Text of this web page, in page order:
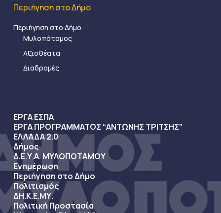
Περιήγηση στο Δήμο
Περιήγηση στο Δήμο
Μυλοπόταμος
Αξιοθέατα
Διαδρομές
ΕΡΓΑ ΕΣΠΑ
ΕΡΓΑ ΠΡΟΓΡΑΜΜΑΤΟΣ “ΑΝΤΩΝΗΣ ΤΡΙΤΣΗΣ”
ΕΛΛΑΔΑ 2.0
Δήμος
Δ.Ε.Υ.Α. ΜΥΛΟΠΟΤΑΜΟΥ
Ενημέρωση
Περιήγηση στο Δήμο
Πολιτισμός
ΔΗ.Κ.Ε.ΜΥ.
Πολιτική Προστασία